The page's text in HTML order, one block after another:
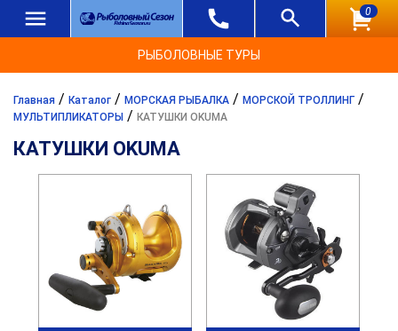
0
РЫБОЛОВНЫЕ ТУРЫ
Главная / Каталог / МОРСКАЯ РЫБАЛКА / МОРСКОЙ ТРОЛЛИНГ /
МУЛЬТИПЛИКАТОРЫ / КАТУШКИ OKUMA
КАТУШКИ OKUMA